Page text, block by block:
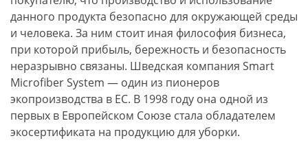
данного продукта безопасно для окружающей среды
и человека. За ним стоит иная философия бизнеса,
при которой прибыль, бережность и безопасность
неразрывно связаны. Шведская компания Smart
Microfiber System — один из пионеров
экопроизводства в ЕС. В 1998 году она одной из
первых в Европейском Союзе стала обладателем
экосертификата на продукцию для уборки.